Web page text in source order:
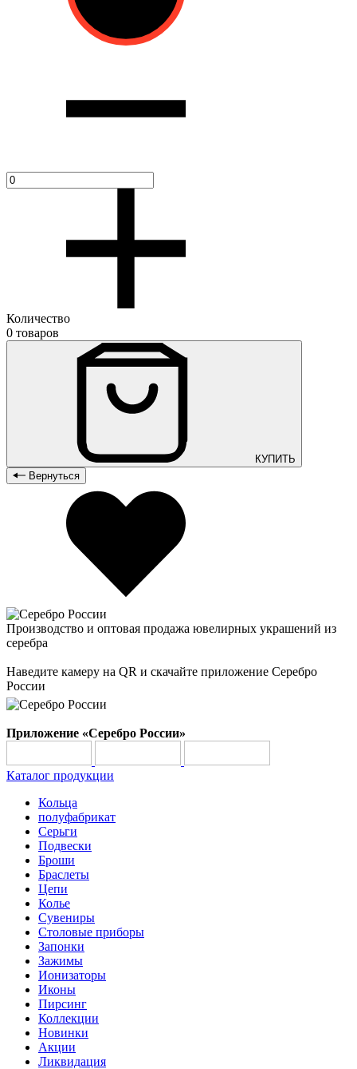
Количество
0 товаров
КУПИТЬ
Вернуться
Производство и оптовая продажа ювелирных украшений из
серебра
Наведите камеру на QR и скачайте приложение Серебро
России
Приложение «Серебро России»
Каталог продукции
Кольца
полуфабрикат
Серьги
Подвески
Броши
Браслеты
Цепи
Колье
Сувениры
Столовые приборы
Запонки
Зажимы
Ионизаторы
Иконы
Пирсинг
Коллекции
Новинки
Акции
Ликвидация